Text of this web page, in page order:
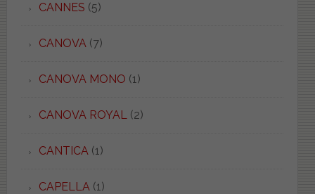
CANNES (5)
CANOVA (7)
CANOVA MONO (1)
CANOVA ROYAL (2)
CANTICA (1)
CAPELLA (1)